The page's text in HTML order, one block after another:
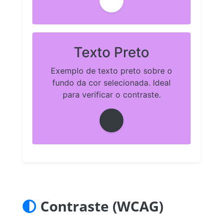
Texto Preto
Exemplo de texto preto sobre o
fundo da cor selecionada. Ideal
para verificar o contraste.
Contraste (WCAG)